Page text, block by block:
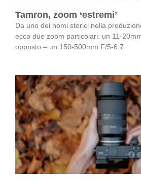
Tamron, zoom ‘estremi’
Da uno dei nomi storici nella
ecco due zoom particolari: un 11-
opposto – un 150-500mm F/5-6.7